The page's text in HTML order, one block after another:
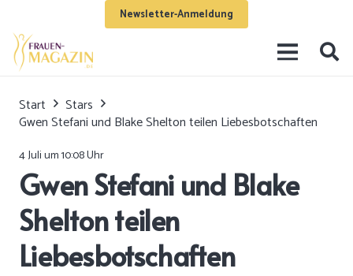
Newsletter-Anmeldung
Start
Stars
Gwen Stefani und Blake Shelton teilen Liebesbotschaften
4 Juli um 10:08 Uhr
Gwen Stefani und Blake
Shelton teilen
Liebesbotschaften